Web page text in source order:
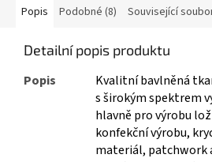
Popis Podobné (8) Související
Detailní popis produktu
Popis
Kvalitní bavlněná
s širokým spektrem
hlavně pro výrobu
konfekční výrobu,
materiál, patchwork